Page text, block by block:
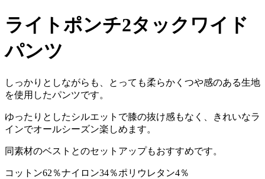
ライトポンチ2タックワイド
パンツ
しっかりとしながらも、とっても柔らかくつや感のある生地
を使用したパンツです。
ゆったりとしたシルエットで膝の抜け感もなく、きれいなラ
インでオールシーズン楽しめます。
同素材のベストとのセットアップもおすすめです。
コットン62％ナイロン34％ポリウレタン4％